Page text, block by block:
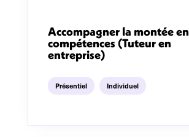
Accompagner la montée en
compétences (Tuteur en
entreprise)
Présentiel Individuel